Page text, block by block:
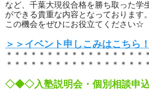
など、千葉大現役合格を勝ち取った学
ができる貴重な内容となっております。
この機会をぜひにお役立てください☆
＞＞イベント申しこみはこちら
＊＊＊＊＊＊＊＊＊＊＊＊＊＊＊＊＊
＊＊＊＊＊＊＊＊＊＊＊＊＊＊＊＊＊
◇◆◇入塾説明会・個別相談申